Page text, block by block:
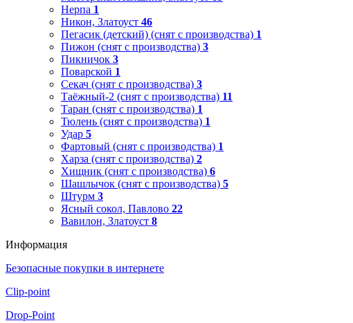
Нерпа 1
Никон, Златоуст 46
Пегасик (детский) (снят с производства) 1
Пижон (снят с производства) 3
Пикничок 3
Поварской 1
Секач (снят с производства) 3
Таёжный-2 (снят с производства) 11
Таран (снят с производства) 1
Тюлень (снят с производства) 1
Удар 5
Фартовый (снят с производства) 1
Харза (снят с производства) 2
Хищник (снят с производства) 6
Шашлычок (снят с производства) 5
Штурм 3
Ясный сокол, Павлово 22
Вавилон, Златоуст 8
Информация
Безопасные покупки в интернете
Clip-point
Drop-Point